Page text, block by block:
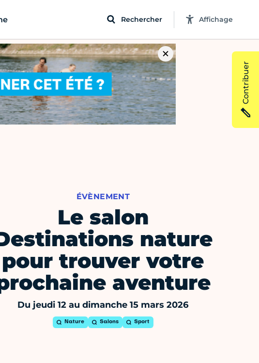
Rechercher Affichage
ÉVÈNEMENT
Le salon
nature
pour trouver votre
aventure
Du jeudi 12 au dimanche 15 mars 2026
Nature Salons Sport
Contribuer